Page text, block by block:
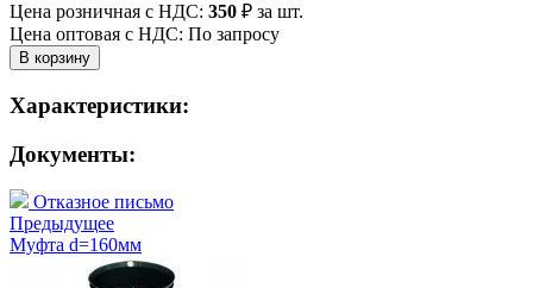
Цена розничная с НДС: 350 ₽ за шт.
Цена оптовая с НДС: По запросу
Характеристики:
Документы:
Отказное письмо
Предыдущее
Муфта d=160мм